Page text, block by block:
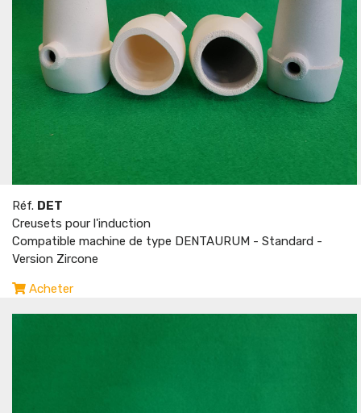
Réf. DET
Creusets pour l'induction
Compatible machine de type DENTAURUM - Standard -
Version Zircone
Acheter